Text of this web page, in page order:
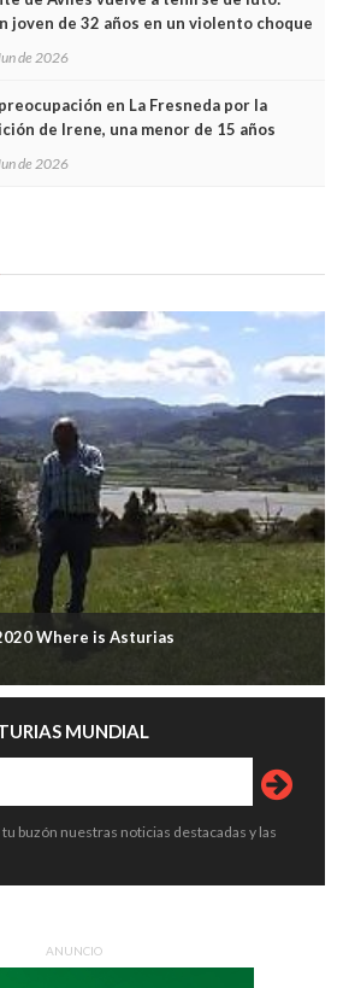
joven de 32 años en un violento choque
de 2026
en La Fresneda por la
de Irene, una menor de 15 años
de 2026
Where is Asturias
MUNDIAL
buzón nuestras noticias destacadas y las
ANUNCIO